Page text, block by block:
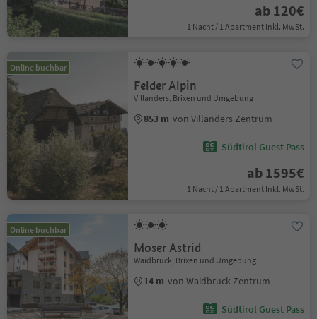
ab 120€
1 Nacht / 1 Apartment Inkl. MwSt.
Online buchbar
Felder Alpin
Villanders, Brixen und Umgebung
853 m von Villanders Zentrum
Südtirol Guest Pass
ab 1595€
1 Nacht / 1 Apartment Inkl. MwSt.
Online buchbar
Moser Astrid
Waidbruck, Brixen und Umgebung
14 m von Waidbruck Zentrum
Südtirol Guest Pass